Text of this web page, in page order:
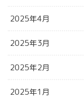
2025年4月
2025年3月
2025年2月
2025年1月